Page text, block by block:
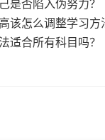
是否陷入伪努力？
该怎么调整学习方
适合所有科目吗？